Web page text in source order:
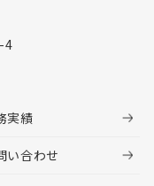
4
実績
い合わせ